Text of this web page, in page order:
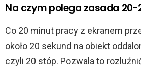
Na czym polega zasada 20-
Co 20 minut pracy z ekranem
około 20 sekund na obiekt
czyli 20 stóp. Pozwala to